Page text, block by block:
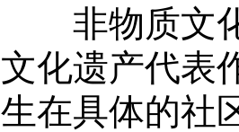
非物质文化
文化遗产代表
生在具体的社